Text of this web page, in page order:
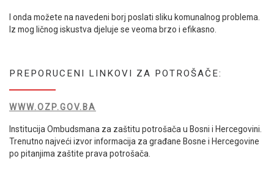
I onda možete na navedeni borj poslati sliku komunalnog problema.
Iz mog ličnog iskustva djeluje se veoma brzo i efikasno.
PREPORUCENI LINKOVI ZA POTROŠAČE:
WWW.OZP.GOV.BA
Institucija Ombudsmana za zaštitu potrošača u Bosni i Hercegovini.
Trenutno najveći izvor informacija za građane Bosne i Hercegovine
po pitanjima zaštite prava potrošača.